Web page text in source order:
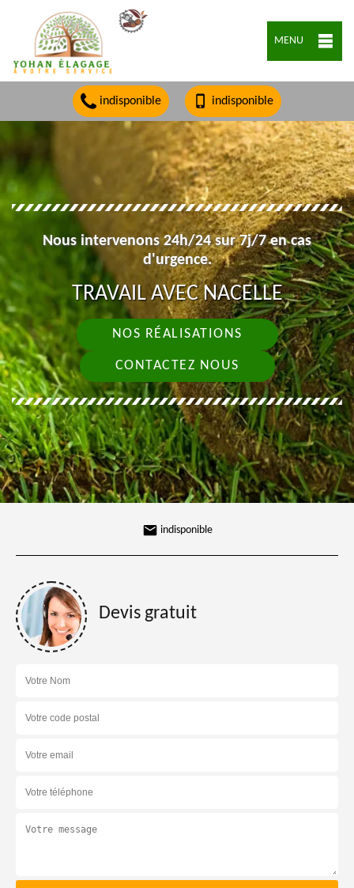
MENU
indisponible indisponible
Nous intervenons 24h/24 sur 7j/7 en cas
d'urgence.
TRAVAIL AVEC NACELLE
NOS RÉALISATIONS
CONTACTEZ NOUS
indisponible
Devis gratuit